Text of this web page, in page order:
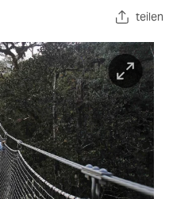
teilen